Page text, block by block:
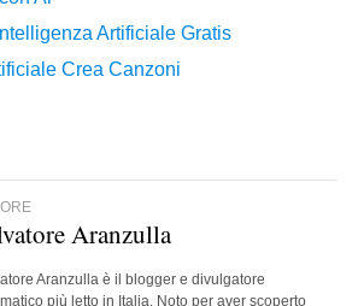
Aranzulla
Aranzulla è il blogger e divulgatore
più letto in Italia. Noto per aver scoperto